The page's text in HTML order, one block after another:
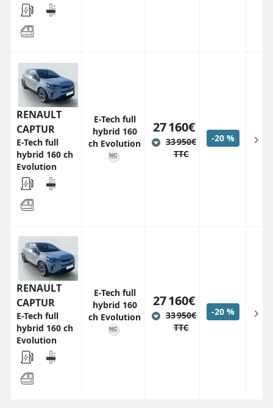
RENAULT
CAPTUR
E-Tech full
hybrid 160 ch
Evolution
E-Tech full
hybrid 160
ch Evolution
27 160€
33 950€
TTC
-20 %
RENAULT
CAPTUR
E-Tech full
hybrid 160 ch
Evolution
E-Tech full
hybrid 160
ch Evolution
27 160€
33 950€
TTC
-20 %